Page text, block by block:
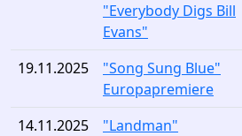
"Everybody Digs Bill
Evans"
19.11.2025
"Song Sung Blue"
Europapremiere
14.11.2025
"Landman"